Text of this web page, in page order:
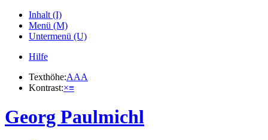
Inhalt (I)
Menü (M)
Untermenü (U)
Hilfe
Texthöhe:AAA
Kontrast:×≡
Georg Paulmichl